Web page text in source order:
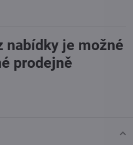
nabídky je možné
prodejně